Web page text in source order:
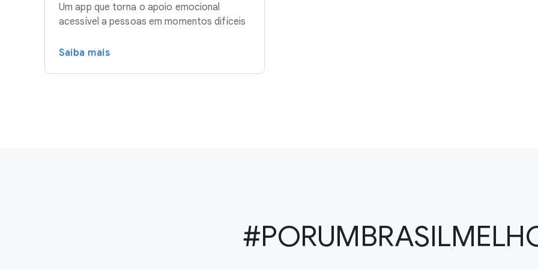
Um app que torna o apoio emocional
acessível a pessoas em momentos difíceis
Saiba mais